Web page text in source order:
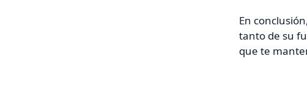
En
tanto de su
que te